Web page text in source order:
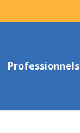
Professionnels